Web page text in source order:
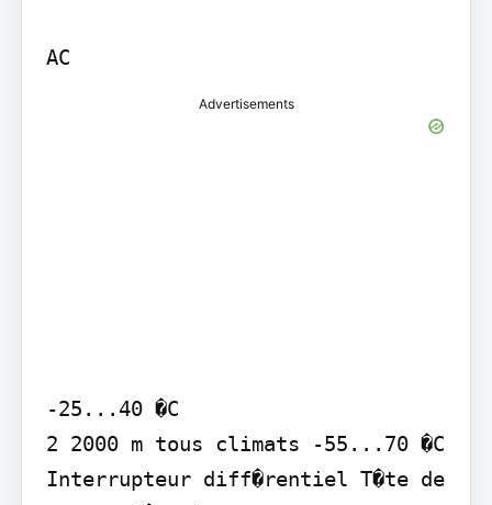
AC
Advertisements
-25...40 �C
2 2000 m tous climats -55...70 �C
Interrupteur diff�rentiel T�te de